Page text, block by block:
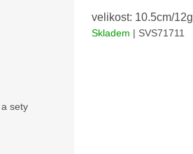
sety
velikost: 10.5cm/12g
Skladem | SVS71711